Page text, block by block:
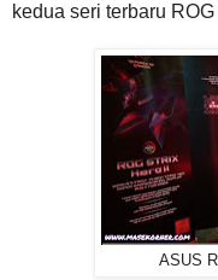
kedua seri terbaru
ASUS